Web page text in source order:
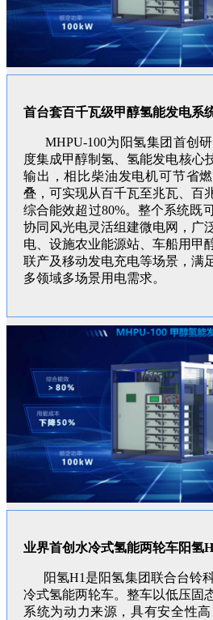
首台套百千瓦级甲醇氢能发电系
MHPU-100为阳氢集团首创
度集成甲醇制氢、氢能发电核心
输出，相比柴油发电机可节省
叠，可实现从百千瓦至兆瓦、百
综合能效超过80%。整个系统既
协同风光电灵活组建微电网，广
电、设施农业能源站、车船用甲
联产及移动发电充电等场景，满
多领域多场景用电需求。
业界首创水冷式氢能两轮车阳氢
阳氢H1是阳氢集团联合台铃
冷式氢能两轮车。整车以低压固
系统为动力来源，具有安全性